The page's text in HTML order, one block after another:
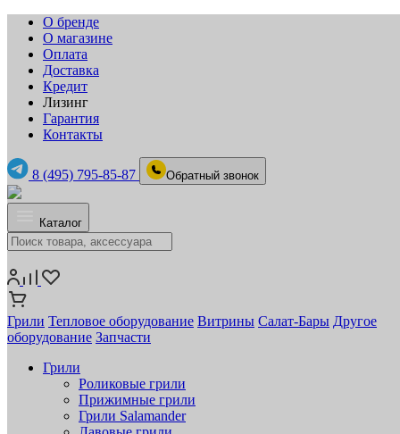
О бренде
О магазине
Оплата
Доставка
Кредит
Лизинг
Гарантия
Контакты
8 (495) 795-85-87 Обратный звонок
Каталог
Грили Тепловое оборудование Витрины Салат-Бары Другое
оборудование Запчасти
Грили
Роликовые грили
Прижимные грили
Грили Salamander